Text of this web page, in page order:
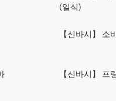
(일식)
【신바시】 소
【신바시】 프